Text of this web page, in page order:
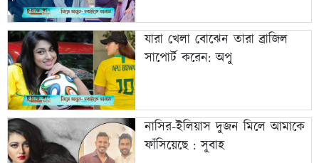
যারা খেলা বোঝেন তারা ব্রাজিল
সাপোর্ট করেন: অপু
নাসির-ইলিয়াস দুজন মিলে আমাকে
ফাঁসিয়েছে : সুবাহ